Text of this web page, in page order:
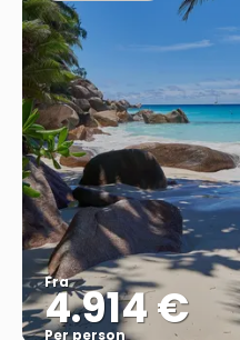
Fra
4.914 €
Per person